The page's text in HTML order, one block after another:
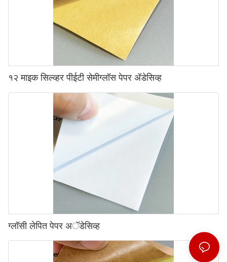
१२ माइक सिल्व्हर पीईटी सेमीग्लॉस पेपर अ‍ॅडेसिव्ह
ग्लॉसी लेपित पेपर अॅडेसिव्ह